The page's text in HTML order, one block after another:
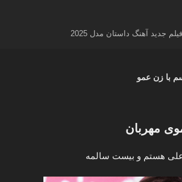
جدید آهنگ داستان مدل 2025
با زن عمو
مهربان
هستم و بیست سالمه